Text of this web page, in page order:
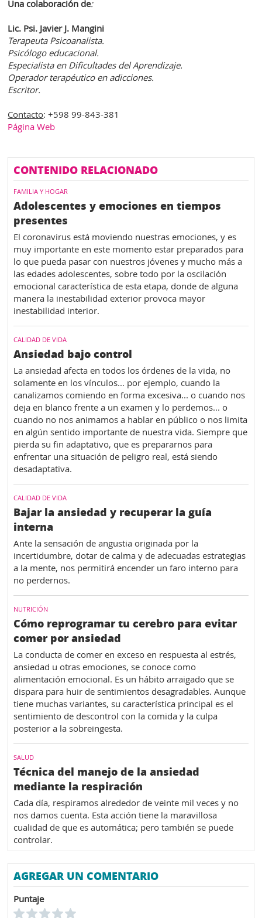
Una colaboración de:
Lic. Psi. Javier J. Mangini
Terapeuta Psicoanalista.
Psicólogo educacional.
Especialista en Dificultades del Aprendizaje.
Operador terapéutico en adicciones.
Escritor.
Contacto: +598 99-843-381
Página Web
CONTENIDO RELACIONADO
FAMILIA Y HOGAR
Adolescentes y emociones en tiempos
presentes
El coronavirus está moviendo nuestras emociones, y es
muy importante en este momento estar preparados para
lo que pueda pasar con nuestros jóvenes y mucho más a
las edades adolescentes, sobre todo por la oscilación
emocional característica de esta etapa, donde de alguna
manera la inestabilidad exterior provoca mayor
inestabilidad interior.
CALIDAD DE VIDA
Ansiedad bajo control
La ansiedad afecta en todos los órdenes de la vida, no
solamente en los vínculos... por ejemplo, cuando la
canalizamos comiendo en forma excesiva... o cuando nos
deja en blanco frente a un examen y lo perdemos... o
cuando no nos animamos a hablar en público o nos limita
en algún sentido importante de nuestra vida. Siempre que
pierda su fin adaptativo, que es prepararnos para
enfrentar una situación de peligro real, está siendo
desadaptativa.
CALIDAD DE VIDA
Bajar la ansiedad y recuperar la guía
interna
Ante la sensación de angustia originada por la
incertidumbre, dotar de calma y de adecuadas estrategias
a la mente, nos permitirá encender un faro interno para
no perdernos.
NUTRICIÓN
Cómo reprogramar tu cerebro para evitar
comer por ansiedad
La conducta de comer en exceso en respuesta al estrés,
ansiedad u otras emociones, se conoce como
alimentación emocional. Es un hábito arraigado que se
dispara para huir de sentimientos desagradables. Aunque
tiene muchas variantes, su característica principal es el
sentimiento de descontrol con la comida y la culpa
posterior a la sobreingesta.
SALUD
Técnica del manejo de la ansiedad
mediante la respiración
Cada día, respiramos alrededor de veinte mil veces y no
nos damos cuenta. Esta acción tiene la maravillosa
cualidad de que es automática; pero también se puede
controlar.
AGREGAR UN COMENTARIO
Puntaje